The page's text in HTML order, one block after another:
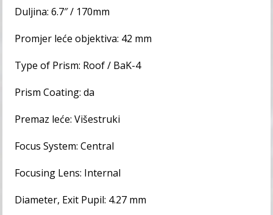
Duljina: 6.7″ / 170mm
Promjer leće objektiva: 42 mm
Type of Prism: Roof / BaK-4
Prism Coating: da
Premaz leće: Višestruki
Focus System: Central
Focusing Lens: Internal
Diameter, Exit Pupil: 4.27 mm